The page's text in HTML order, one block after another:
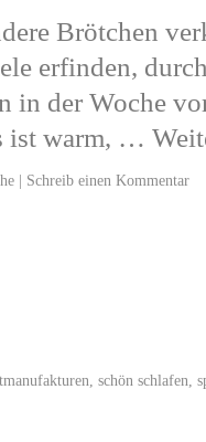
Brötchen
erfinden,
in der Woche
ist warm, …
| Schreib einen Kommentar
schön schlafen